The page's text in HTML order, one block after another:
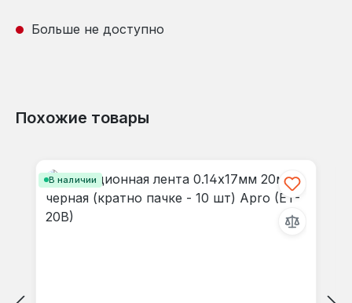
Больше не доступно
Похожие товары
В наличии